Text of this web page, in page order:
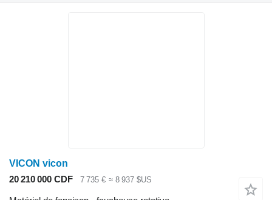
VICON vicon
20 210 000 CDF
7 735 € ≈ 8 937 $US